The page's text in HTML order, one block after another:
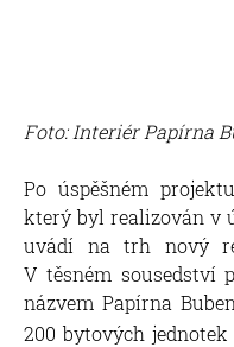
Foto: Interiér Papírna
Po úspěšném
který byl realizován v
uvádí na trh nový
V těsném sousedství
názvem Papírna
200 bytových